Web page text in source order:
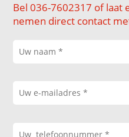
Bel 036-7602317 of laat
nemen direct contact